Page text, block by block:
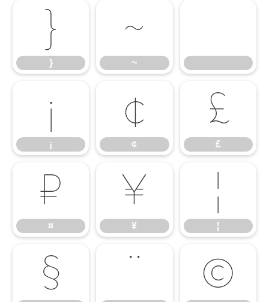
}
}
~
~
¡
¡
¢
¢
£
£
¤
¤
¥
¥
¦
¦
§ ¨ ©